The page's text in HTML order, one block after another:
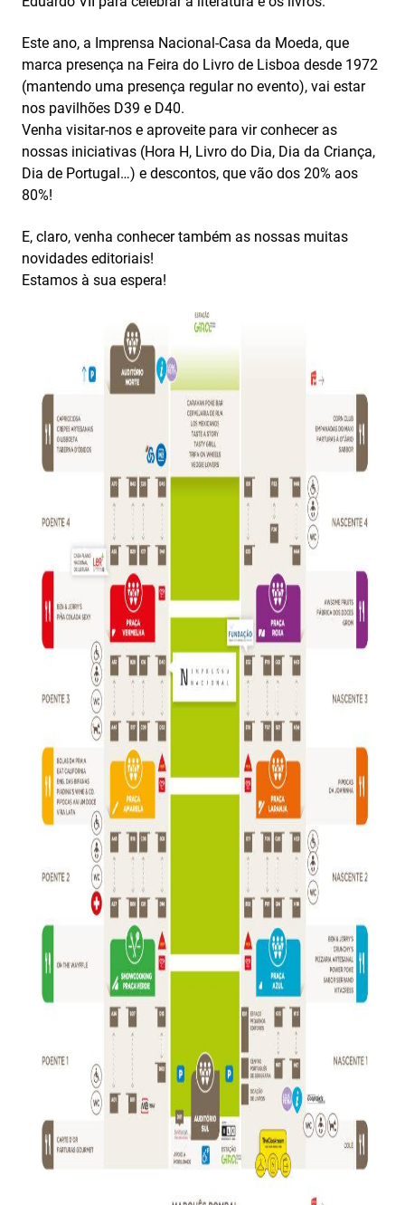
Este ano, a Imprensa Nacional-Casa da Moeda, que
marca presença na Feira do Livro de Lisboa desde 1972
(mantendo uma presença regular no evento), vai estar
nos pavilhões D39 e D40.
Venha visitar-nos e aproveite para vir conhecer as
nossas iniciativas (Hora H, Livro do Dia, Dia da Criança,
Dia de Portugal…) e descontos, que vão dos 20% aos
80%!
E, claro, venha conhecer também as nossas muitas
novidades editoriais!
Estamos à sua espera!